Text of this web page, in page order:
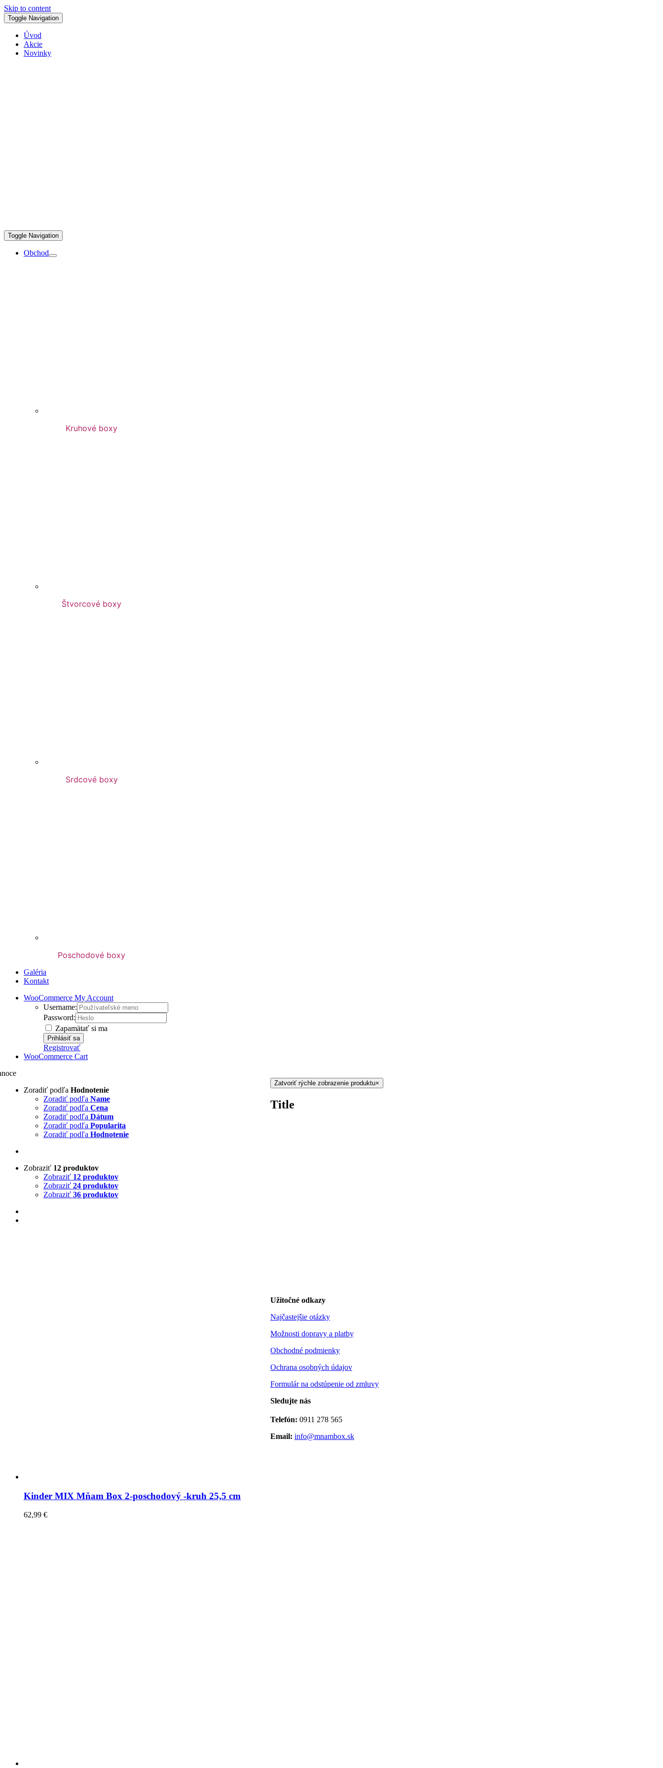
Skip to content
Toggle Navigation
Úvod
Akcie
Novinky
Toggle Navigation
Obchod
Kruhové boxy
Štvorcové boxy
Srdcové boxy
Poschodové boxy
Galéria
Kontakt
WooCommerce My Account
Username:
Password:
Zapamätať si ma
Registrovať
WooCommerce Cart
Zoradiť podľa Hodnotenie
Zoradiť podľa Name
Zoradiť podľa Cena
Zoradiť podľa Dátum
Zoradiť podľa Popularita
Zoradiť podľa Hodnotenie
Zobraziť 12 produktov
Zobraziť 12 produktov
Zobraziť 24 produktov
Zobraziť 36 produktov
Kinder MIX Mňam Box 2-poschodový -kruh 25,5 cm
62,99 €
Zatvoriť rýchle zobrazenie produktu×
Title
Užitočné odkazy
Najčastejšie otázky
Možnosti dopravy a platby
Obchodné podmienky
Ochrana osobných údajov
Formulár na odstúpenie od zmluvy
Sledujte nás
Telefón: 0911 278 565
Email: info@mnambox.sk